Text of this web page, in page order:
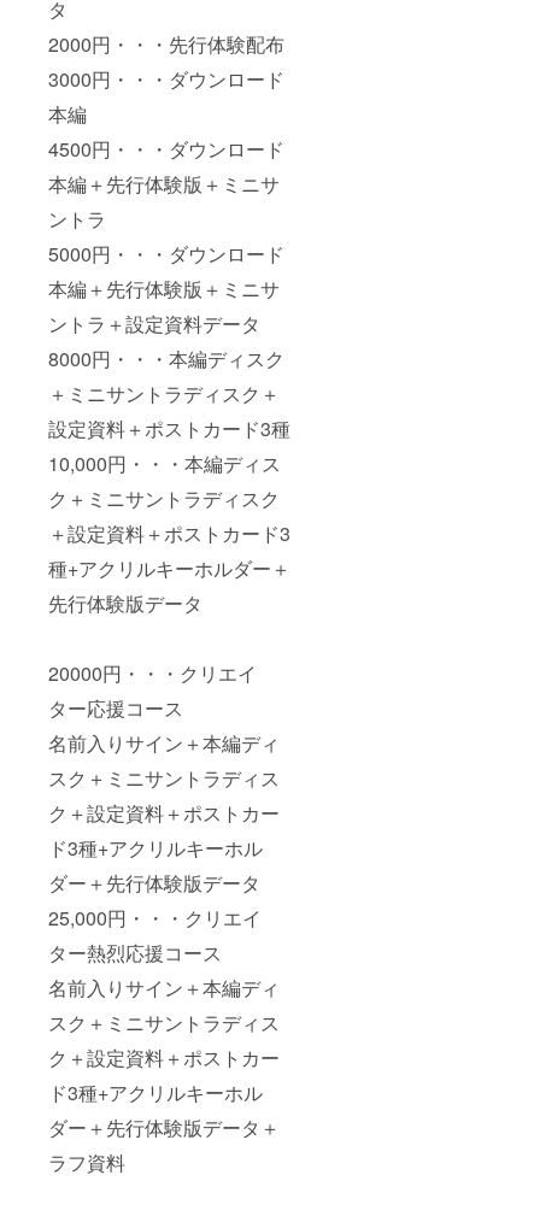
タ
2000円・・・先行体験配布
3000円・・・ダウンロード
本編
4500円・・・ダウンロード
本編＋先行体験版＋ミニサ
ントラ
5000円・・・ダウンロード
本編＋先行体験版＋ミニサ
ントラ＋設定資料データ
8000円・・・本編ディスク
＋ミニサントラディスク＋
設定資料＋ポストカード3種
10,000円・・・本編ディス
ク＋ミニサントラディスク
＋設定資料＋ポストカード3
種+アクリルキーホルダー＋
先行体験版データ
20000円・・・クリエイ
ター応援コース
名前入りサイン＋本編ディ
スク＋ミニサントラディス
ク＋設定資料＋ポストカー
ド3種+アクリルキーホル
ダー＋先行体験版データ
25,000円・・・クリエイ
ター熱烈応援コース
名前入りサイン＋本編ディ
スク＋ミニサントラディス
ク＋設定資料＋ポストカー
ド3種+アクリルキーホル
ダー＋先行体験版データ＋
ラフ資料